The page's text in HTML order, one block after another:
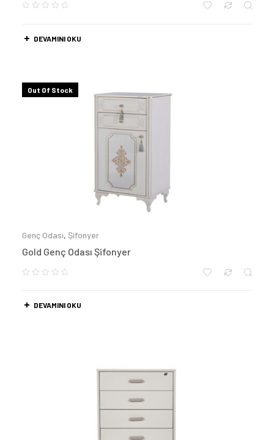
DEVAMINI OKU
Out Of Stock
Genç Odası, Şifonyer
Gold Genç Odası Şifonyer
DEVAMINI OKU